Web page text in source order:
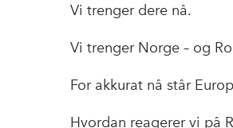
Vi trenger dere nå.
Vi trenger Norge – og
For akkurat nå står
Hvordan reagerer vi på